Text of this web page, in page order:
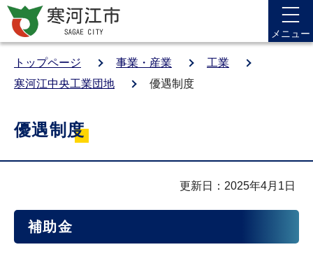
メニュー
トップページ 事業・産業
工業
寒河江中央工業団地
優遇制度
優遇制度
更新日：2025年4月1日
補助金